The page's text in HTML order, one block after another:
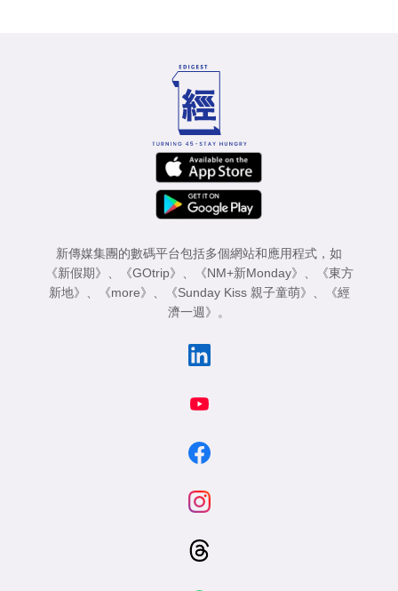
新傳媒集團的數碼平台包括多個網站和應用程式，如
《新假期》
《GOtrip》 《NM+新Monday》
《東方
新地》
《more》 《Sunday Kiss 親子童萌》
《經
濟一週》
。